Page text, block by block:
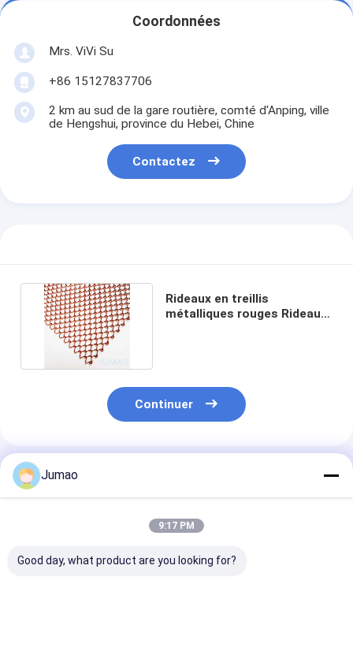
Coordonnées
Mrs. ViVi Su
+86 15127837706
2 km au sud de la gare routière, comté d'Anping, ville
de Hengshui, province du Hebei, Chine
Contactez
Rideaux en treillis
métalliques rouges Rideaux
Continuer
Produits Recommandés
Jumao
9:17 PM
Good day, what product are you looking for?